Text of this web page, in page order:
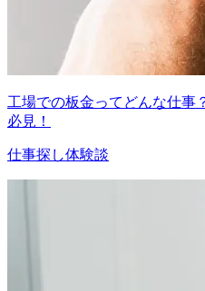
工場での板金ってどんな仕事
必見！
仕事探し体験談